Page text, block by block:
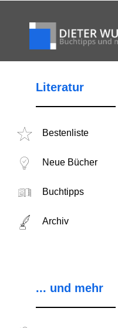
Literatur
Bestenliste
Neue Bücher
Buchtipps
Archiv
... und mehr